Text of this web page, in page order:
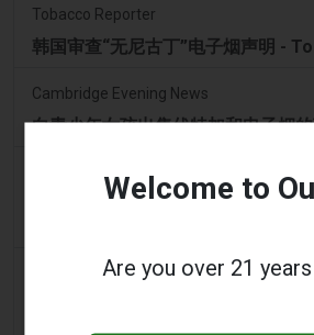
Tobacco Reporter
韩国审查“无尼古丁”电子烟声明 -
Cambridge Evening News
向青少年女孩出售伏特加和电子烟
青少年因涉嫌虐待动物被起诉，视
Welcome to
Are you over 21